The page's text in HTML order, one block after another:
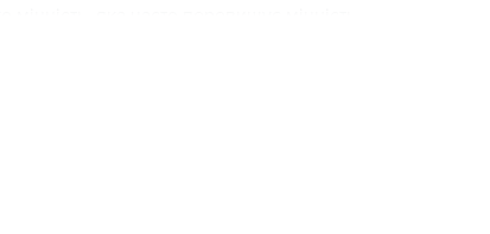
негативних факторів.